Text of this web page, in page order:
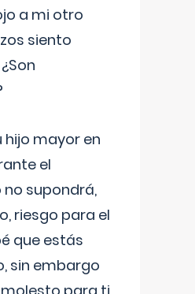
a mi otro
siento
hijo mayor en
el
supondrá,
riesgo para el
que estás
sin embargo